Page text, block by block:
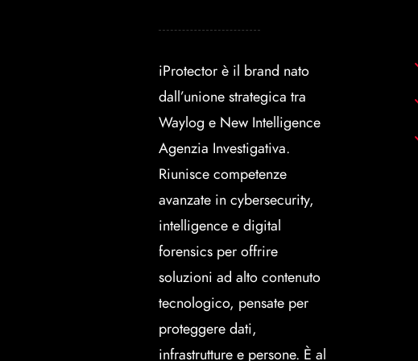
iProtector è il brand nato
dall’unione strategica tra
Waylog e New Intelligence
Agenzia Investigativa.
Riunisce competenze
avanzate in cybersecurity,
intelligence e digital
forensics per offrire
soluzioni ad alto contenuto
tecnologico, pensate per
proteggere dati,
infrastrutture e persone. È al